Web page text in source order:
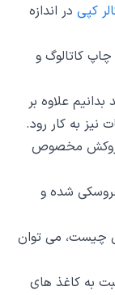
کپی در اندازه
چاپ کاتالوگ و
علاوه بر
نیز به کار رود.
روکش مخصوص
شده و
چیست، می توان
به کاغذ های